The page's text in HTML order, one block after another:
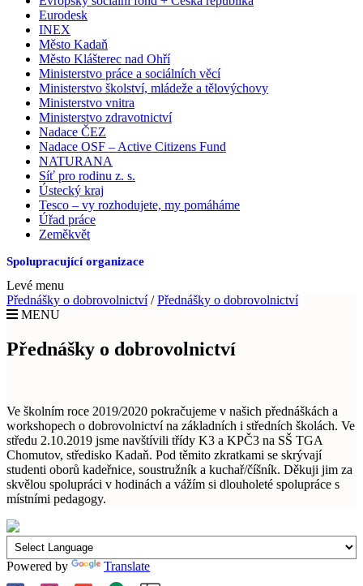
Eurodesk
INEX
Město Kadaň
Město Klášterec nad Ohří
Ministerstvo práce a sociálních věcí
Ministerstvo školství, mládeže a tělovýchovy
Ministerstvo vnitra
Ministerstvo zdravotnictví
Nadace ČEZ
Nadace OSF – Active Citizens Fund
NATURANA
Síť pro rodinu z. s.
Ústecký kraj
Tesco – vy rozhodujete, my pomáháme
Úřad práce
Zeměkvět
Spolupracující organizace
Levé menu
Přednášky o dobrovolnictví/Přednášky o dobrovolnictví
MENU
Přednášky o dobrovolnictví
Ve školním roce 2019/2020 pokračujeme v našich přednáškách a
workshopech o dobrovolnictví na základních i středních školách. Ve
středu 2.10.2019 jsme navštívili třídy K3 a KPČ3 na SŠ TGA
Chomutov, středisko Kadaň. Pod těmito zkratkami se skrývají
studenti oborů kadeřnice, soustružník a kuchař/číšník. Děkuji jim za
skvělou spolupráci v hodinách a vážím si dlouholeté spolupráce s
místními pedagogy.
Powered by Translate